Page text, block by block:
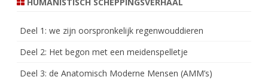
Deel 1: we zijn oorspronkelijk regenwouddieren
Deel 2: Het begon met een meidenspelletje
Deel 3: de Anatomisch Moderne Mensen (AMM’s)